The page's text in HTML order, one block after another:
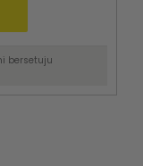
bersetuju